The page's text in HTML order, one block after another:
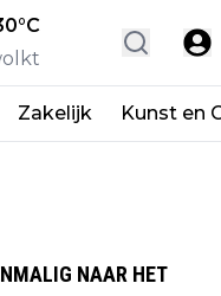
°C
Zakelijk Kunst en
NAAR HET